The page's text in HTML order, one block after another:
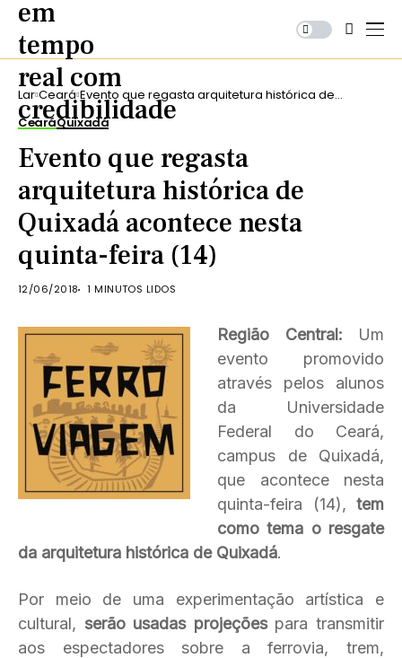
Lar Ceará Evento que regasta arquitetura histórica de
Quixadá acontece nesta quinta-feira (14)
CearáQuixadá
Evento que regasta
arquitetura histórica de
Quixadá acontece nesta
quinta-feira (14)
12/06/2018 1 MINUTOS LIDOS
Região Central: Um
evento promovido
através pelos alunos
da Universidade
Federal do Ceará,
campus de Quixadá,
que acontece nesta
quinta-feira (14), tem
como tema o resgate
da arquitetura histórica de Quixadá.
Por meio de uma experimentação artística e
cultural, serão usadas projeçõespara transmitir
aos espectadores sobre a ferrovia, trem,